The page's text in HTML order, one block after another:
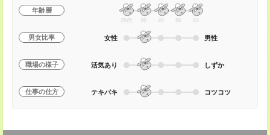
年齢層
20代 30 40 50 60
男女比率 女性 男性
職場の様子 活気あり しずか
仕事の仕方 テキパキ コツコツ